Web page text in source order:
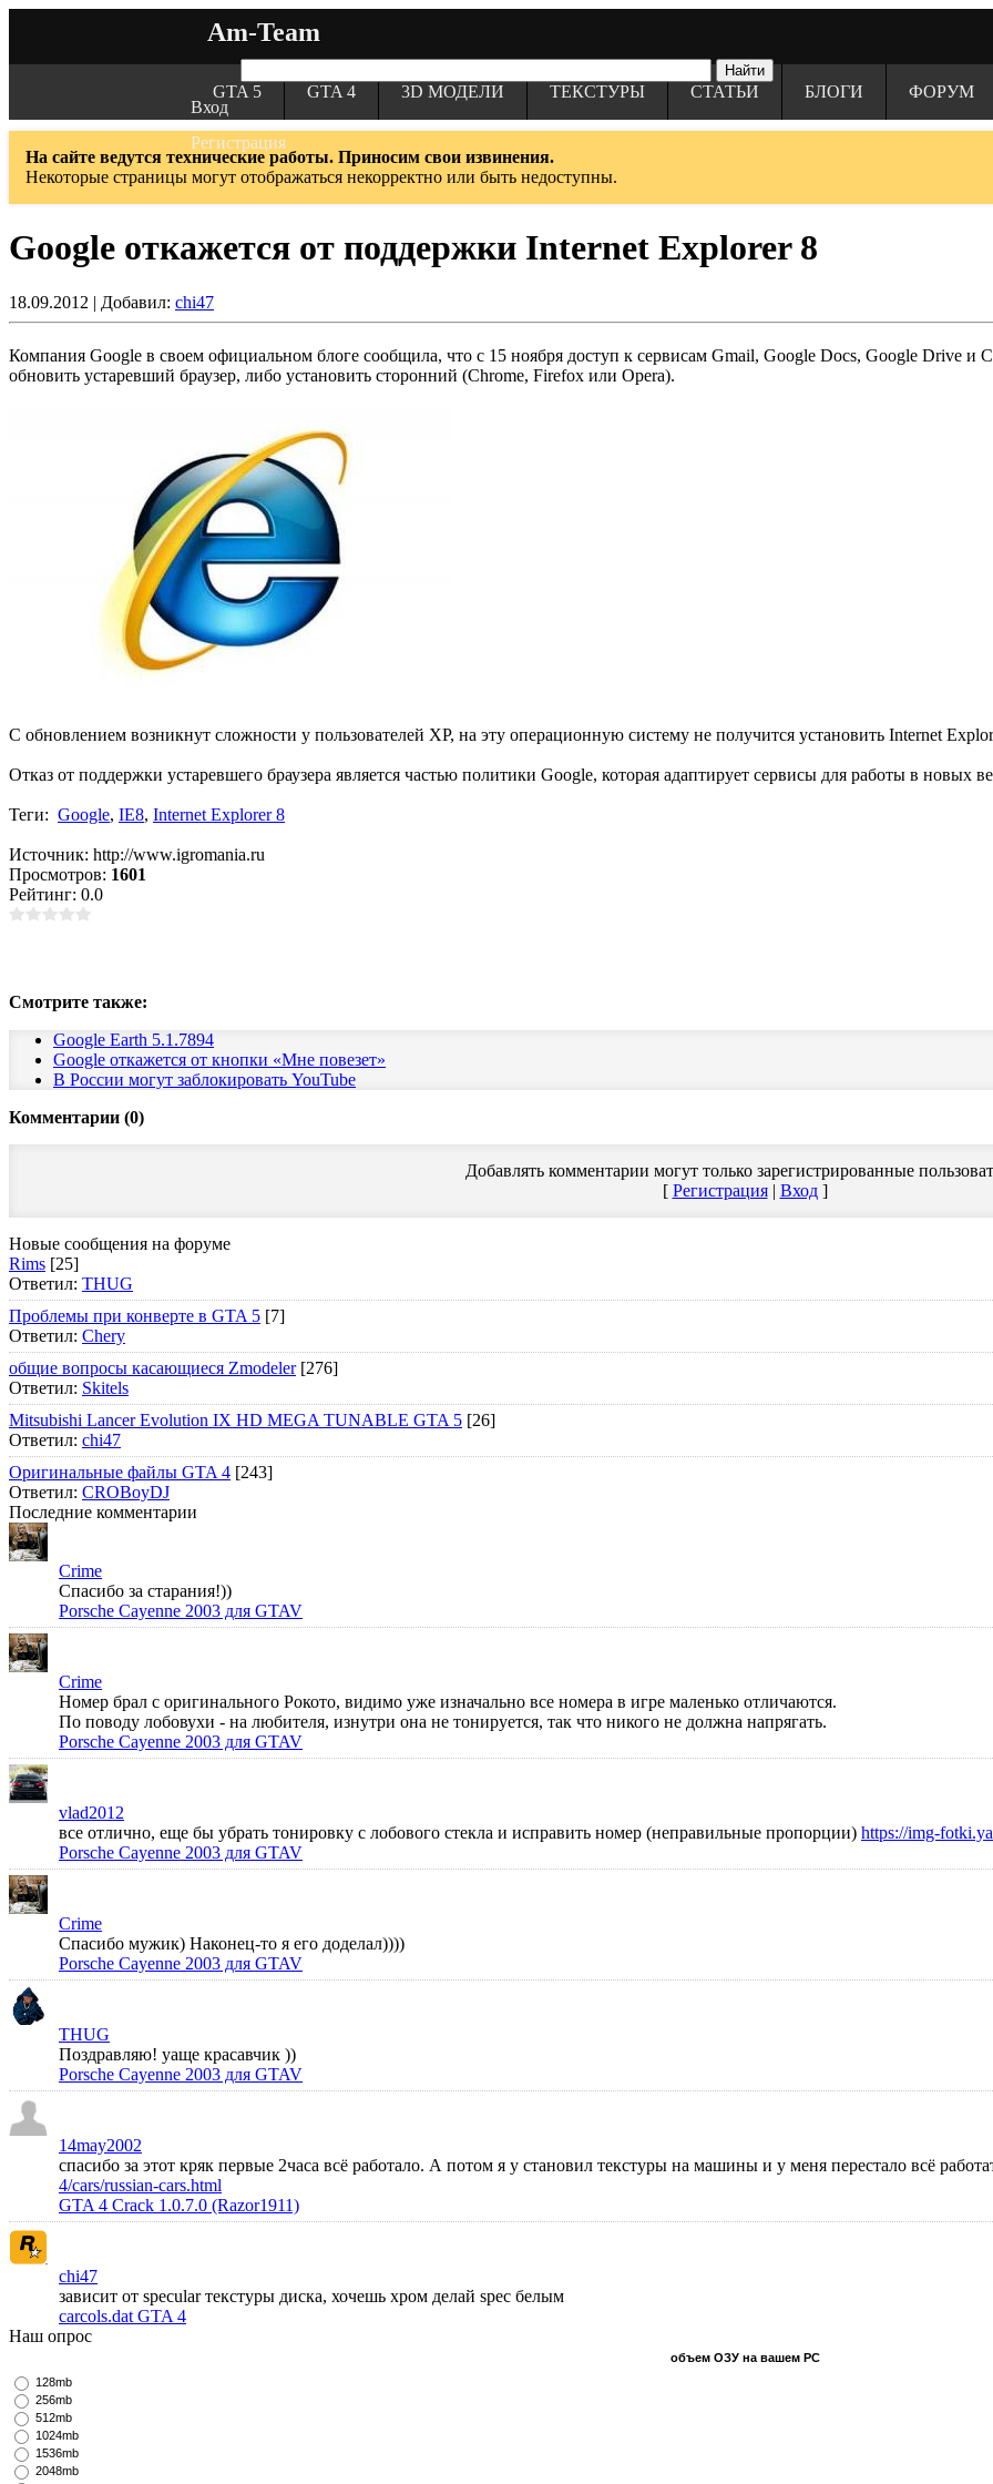
Am-Team
Вход
Регистрация
GTA 5 GTA 4 3D МОДЕЛИ ТЕКСТУРЫ СТАТЬИ БЛОГИ ФОРУМ
На сайте ведутся технические работы. Приносим свои извинения.
Некоторые страницы могут отображаться некорректно или быть недоступны.
Google откажется от поддержки Internet Explorer 8
18.09.2012 | Добавил: chi47
Компания Google в своем официальном блоге сообщила, что с 15 ноября доступ к сервисам Gmail, Google Docs, Google Drive и
обновить устаревший браузер, либо установить сторонний (Chrome, Firefox или Opera).
С обновлением возникнут сложности у пользователей XP, на эту операционную систему не получится установить Internet
Отказ от поддержки устаревшего браузера является частью политики Google, которая адаптирует сервисы для работы в новых
Теги: Google, IE8, Internet Explorer 8
Источник: http://www.igromania.ru
Просмотров: 1601
Рейтинг: 0.0
Смотрите также:
Google Earth 5.1.7894
Google откажется от кнопки «Мне повезет»
В России могут заблокировать YouTube
Комментарии (0)
Добавлять комментарии могут только зарегистрированные
[ Регистрация| Вход]
Новые сообщения на форуме
Rims [25]
Ответил: THUG
Проблемы при конверте в GTA 5 [7]
Ответил: Chery
общие вопросы касающиеся Zmodeler[276]
Ответил: Skitels
Mitsubishi Lancer Evolution IX HD MEGA TUNABLE GTA 5 [26]
Ответил: chi47
Оригинальные файлы GTA 4 [243]
Ответил: CROBoyDJ
Последние комментарии
Crime
Спасибо за старания!))
Porsche Cayenne 2003 для GTAV
Crime
Номер брал с оригинального Рокото, видимо уже изначально все номера в игре маленько отличаются.
По поводу лобовухи - на любителя, изнутри она не тонируется, так что никого не должна напрягать.
Porsche Cayenne 2003 для GTAV
vlad2012
все отлично, еще бы убрать тонировку с лобового стекла и исправить номер (неправильные пропорции) https://img-
Porsche Cayenne 2003 для GTAV
Crime
Спасибо мужик) Наконец-то я его доделал))))
Porsche Cayenne 2003 для GTAV
THUG
Поздравляю! уаще красавчик ))
Porsche Cayenne 2003 для GTAV
14may2002
спасибо за этот кряк первые 2часа всё работало. А потом я у становил текстуры на машины и у меня перестало всё
4/cars/russian-cars.html
GTA 4 Crack 1.0.7.0 (Razor1911)
chi47
зависит от specular текстуры диска, хочешь хром делай spec белым
carcols.dat GTA 4
Наш опрос
объем ОЗУ на вашем PC
128mb
256mb
512mb
1024mb
1536mb
2048mb